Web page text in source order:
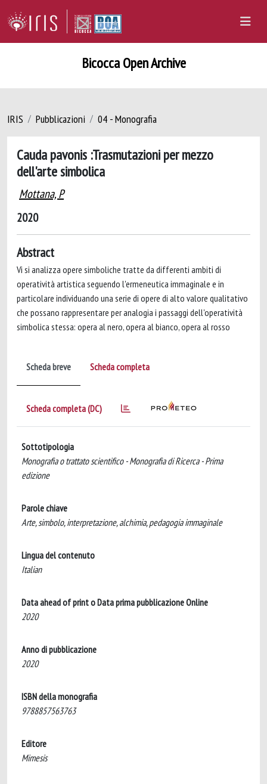
Bicocca Open Archive
IRIS Pubblicazioni 04 - Monografia
Cauda pavonis :Trasmutazioni per mezzo
dell'arte simbolica
Mottana, P
2020
Abstract
Vi si analizza opere simboliche tratte da differenti ambiti di
operatività artistica seguendo l'ermeneutica immaginale e in
particolare individuando una serie di opere di alto valore qualitativo
che possano rappresentare per analogia i passaggi dell'operatività
simbolica stessa: opera al nero, opera al bianco, opera al rosso
Scheda breve Scheda completa
Scheda completa (DC)
Sottotipologia
Monografia o trattato scientifico - Monografia di Ricerca - Prima
edizione
Parole chiave
Arte, simbolo, interpretazione, alchimia, pedagogia immaginale
Lingua del contenuto
Italian
Data ahead of print o Data prima pubblicazione Online
2020
Anno di pubblicazione
2020
ISBN della monografia
9788857563763
Editore
Mimesis